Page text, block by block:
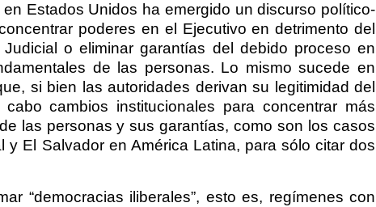
Estados Unidos ha emergido un discurso político-
poderes en el Ejecutivo en detrimento del
o eliminar garantías del debido proceso en
de las personas. Lo mismo sucede en
si bien las autoridades derivan su legitimidad del
cambios institucionales para concentrar más
las personas y sus garantías, como son los casos
y El Salvador en América Latina, para sólo citar dos
“democracias iliberales”, esto es, regímenes con